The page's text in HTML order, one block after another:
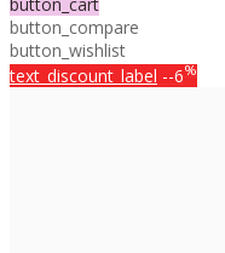
button_compare
button_wishlist
text_discount_label --6%